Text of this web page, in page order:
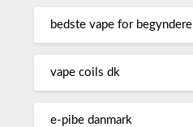
bedste vape for begyndere
vape coils dk
e-pibe danmark